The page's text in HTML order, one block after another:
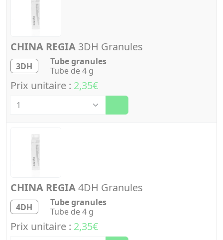
CHINA REGIA 3DH Granules
3DH
Tube granules
Tube de 4 g
Prix unitaire : 2,35€
CHINA REGIA4DH Granules
4DH
Tube granules
Tube de 4 g
Prix unitaire : 2,35€